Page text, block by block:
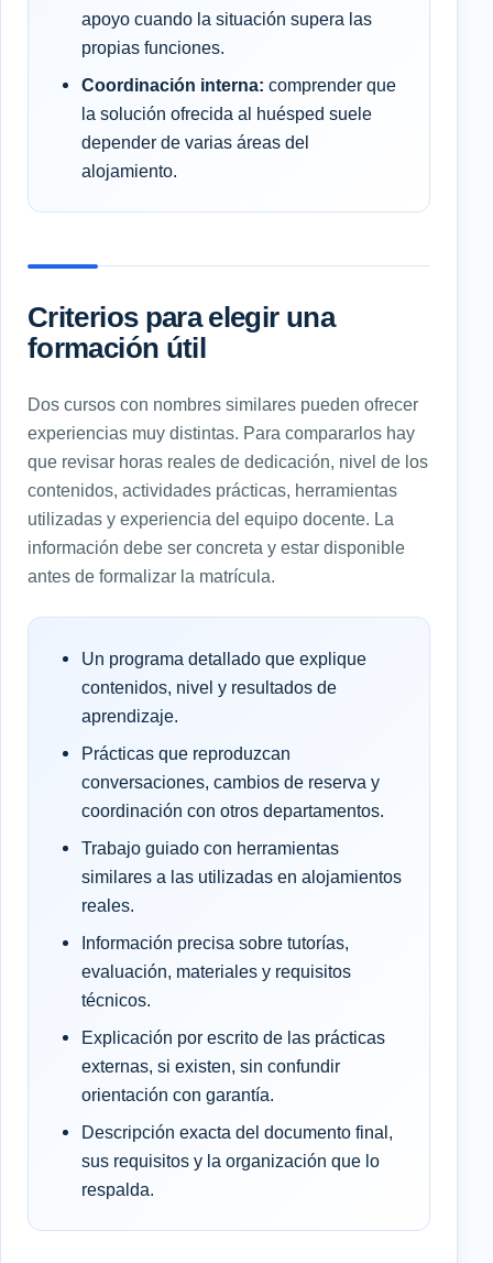
apoyo cuando la situación supera las
propias funciones.
Coordinación interna: comprender que
la solución ofrecida al huésped suele
depender de varias áreas del
alojamiento.
Criterios para elegir una
formación útil
Dos cursos con nombres similares pueden ofrecer
experiencias muy distintas. Para compararlos hay
que revisar horas reales de dedicación, nivel de los
contenidos, actividades prácticas, herramientas
utilizadas y experiencia del equipo docente. La
información debe ser concreta y estar disponible
antes de formalizar la matrícula.
Un programa detallado que explique
contenidos, nivel y resultados de
aprendizaje.
Prácticas que reproduzcan
conversaciones, cambios de reserva y
coordinación con otros departamentos.
Trabajo guiado con herramientas
similares a las utilizadas en alojamientos
reales.
Información precisa sobre tutorías,
evaluación, materiales y requisitos
técnicos.
Explicación por escrito de las prácticas
externas, si existen, sin confundir
orientación con garantía.
Descripción exacta del documento final,
sus requisitos y la organización que lo
respalda.